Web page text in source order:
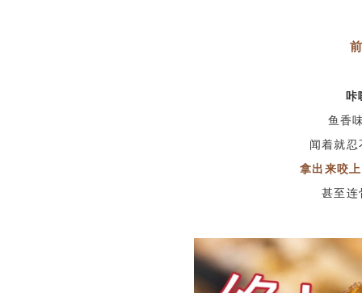
咔
鱼香
闻着就
拿出来咬
甚至连